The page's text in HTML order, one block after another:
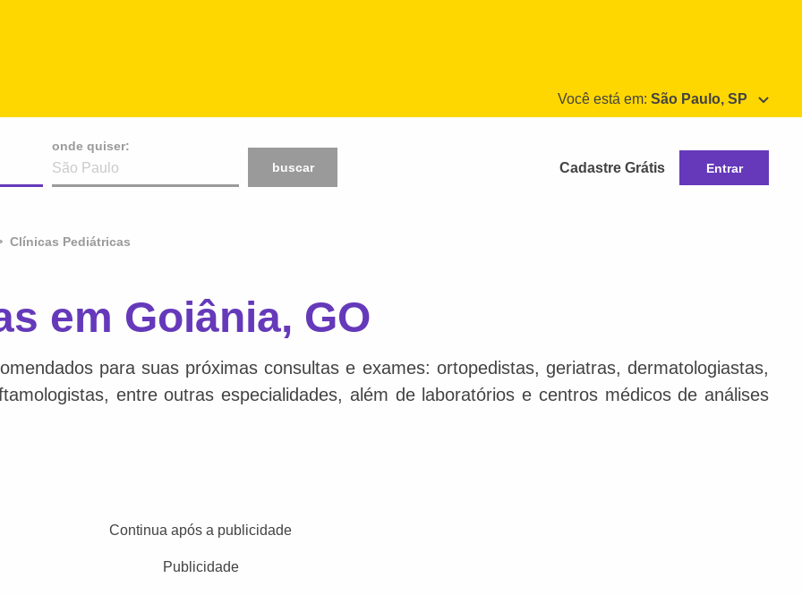
Você está em: São Paulo, SP
onde quiser:
buscar
Cadastre Grátis Entrar
Clínicas Pediátricas
em Goiânia, GO
para suas próximas consultas e exames: ortopedistas, geriatras, dermatologiastas,
entre outras especialidades, além de laboratórios e centros médicos de análises
Continua após a publicidade
Publicidade